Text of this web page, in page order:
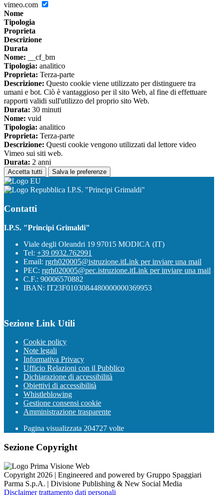
vimeo.com
Nome
Tipologia
Proprieta
Descrizione
Durata
Nome: __cf_bm
Tipologia: analitico
Proprieta: Terza-parte
Descrizione: Questo cookie viene utilizzato per distinguere tra
umani e bot. Ciò è vantaggioso per il sito Web, al fine di effettuare
rapporti validi sull'utilizzo del proprio sito Web.
Durata: 30 minuti
Nome: vuid
Tipologia: analitico
Proprieta: Terza-parte
Descrizione: Questi cookie vengono utilizzati dal lettore video
Vimeo sui siti web.
Durata: 2 anni
Accetta tutti Salva le preferenze
I.P.S. "Principi Grimaldi"
Contatti
I.P.S. "Principi Grimaldi"
Viale degli Oleandri 19 97015 MODICA (IT)
Tel: +39 0932.762991
Email: rgrh020005@istruzione.itLink per inviare una mail
PEC: rgrh020005@pec.istruzione.itLink per inviare una mail
C.F.: 90006570882
IBAN: IT23F0103084480000000369953
Sezione Link Utili
Cookie policy
Note legali
Informativa Privacy
Ufficio Relazioni con il Pubblico
Dichiarazione di accessibilità
Obiettivi di accessibilità
Whistleblowing
Gestione consensi cookie
Amministrazione trasparente
Pagina visualizzata 204727 volte
Sezione Copyright
Copyright 2026 | Engineered and powered by Gruppo Spaggiari
Parma S.p.A. | Divisione Publishing & New Social Media
Disclaimer trattamento dati personali